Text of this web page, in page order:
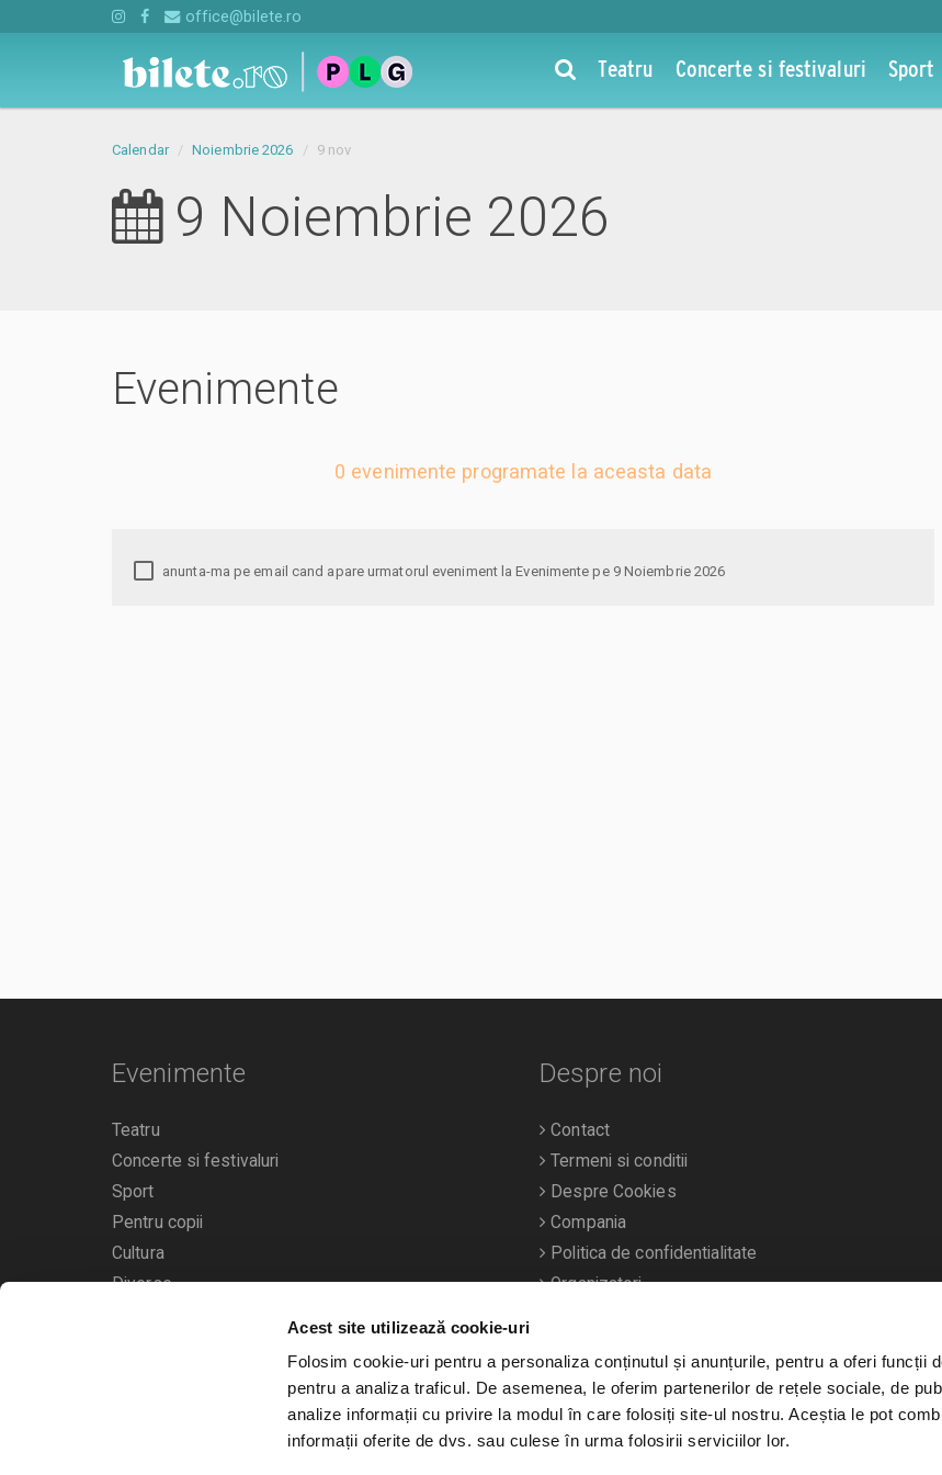
Acest site utilizează cookie-uri
Folosim cookie-uri pentru a personaliza conținutul și anunțurile, pentru a oferi funcții
pentru a analiza traficul. De asemenea, le oferim partenerilor de rețele sociale, de
analize informații cu privire la modul în care folosiți site-ul nostru. Aceștia le pot
informații oferite de dvs. sau culese în urma folosirii serviciilor lor.
office@bilete.ro
Teatru Concerte si festivaluri Sport
Calendar Noiembrie 2026 9 nov
9 Noiembrie 2026
Evenimente
0 evenimente programate la aceasta data
anunta-ma pe email cand apare urmatorul eveniment la Evenimente pe 9 Noiembrie 2026
Evenimente
Teatru
Concerte si festivaluri
Sport
Pentru copii
Cultura
Diverse
Calendarul evenimentelor
Despre noi
Contact
Termeni si conditii
Despre Cookies
Compania
Politica de confidentialitate
Organizatori